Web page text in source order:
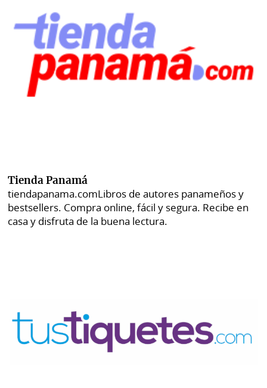
Tienda Panamá
tiendapanama.comLibros de autores panameños y
bestsellers. Compra online, fácil y segura. Recibe en
casa y disfruta de la buena lectura.